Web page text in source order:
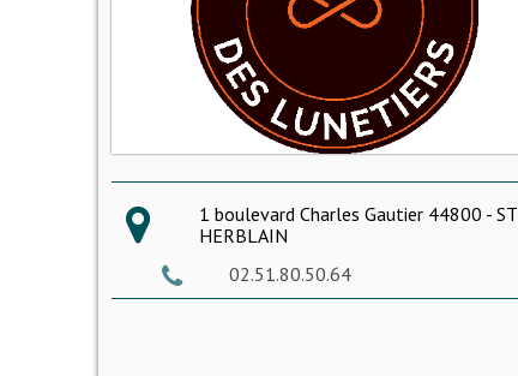
1 boulevard Charles Gautier 44800 - ST
HERBLAIN
02.51.80.50.64